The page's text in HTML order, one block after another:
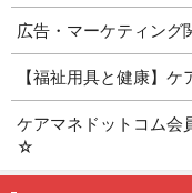
広告・マーケティング
【福祉用具と健康】
ケアマネドットコム会
☆